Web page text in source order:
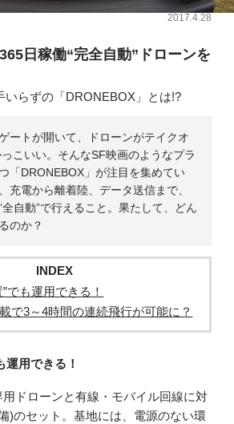
2017.4.28
日稼働“完全自動”ドローンを
いらずの「DRONEBOX」とは!?
ートが開いて、ドローンがテイクオ
こいい。そんなSF映画のようなプラ
「DRONEBOX」が注目を集めてい
充電から離着陸、データ送信まで、
全自動”で行えること。果たして、どん
のか？
INDEX
でも運用できる！
で3～4時間の連続飛行が可能に？
運用できる！
ドローンと有線・モバイル回線に対
)のセット。基地には、電源のない環